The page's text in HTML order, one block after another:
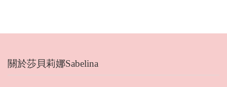
關於莎貝莉娜Sabelina